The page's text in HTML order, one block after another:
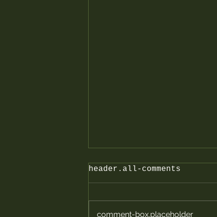
月末の金曜日はプレミアムフ
header.all-comments
comment-box.placeholder